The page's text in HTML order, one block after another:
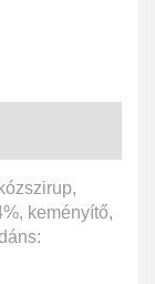
keményítő,